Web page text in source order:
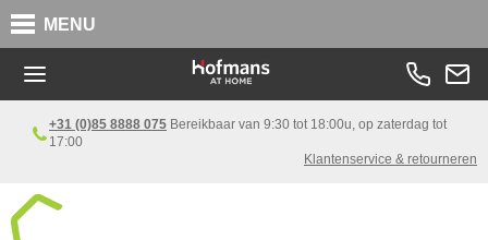
MENU
+31 (0)85 8888 075 Bereikbaar van 9:30 tot 18:00u, op zaterdag tot
17:00
Klantenservice & retourneren